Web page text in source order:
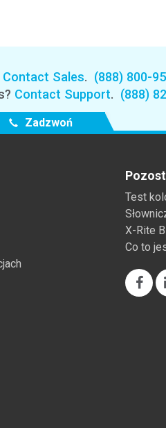
Contact Sales. (888) 800-
Contact Support. (888)
Zadzwoń
Test
X-Rite
Co to